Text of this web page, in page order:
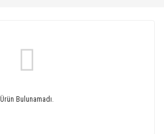
Ürün Bulunamadı.